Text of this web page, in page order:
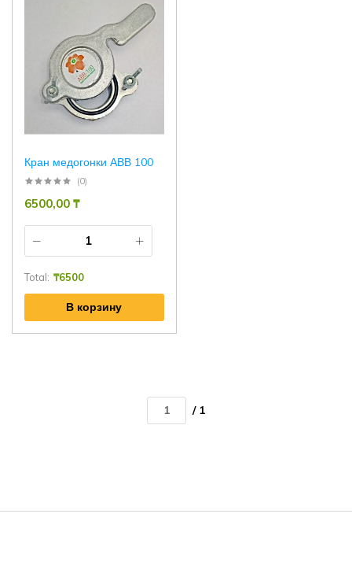
Кран медогонки АВВ 100
(0)
6500,00 ₸
Total: ₸6500
В корзину
/ 1